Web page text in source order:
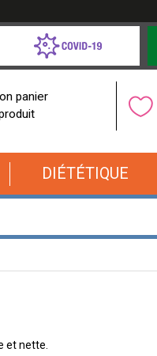
panier
DIÉTÉTIQUE
et nette.